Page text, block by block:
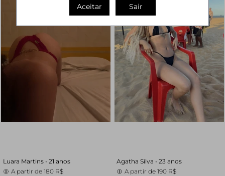
Luara Martins • 21 anos
A partir de 180 R$
Agatha Silva • 23 anos
A partir de 190 R$
Aceitar Sair